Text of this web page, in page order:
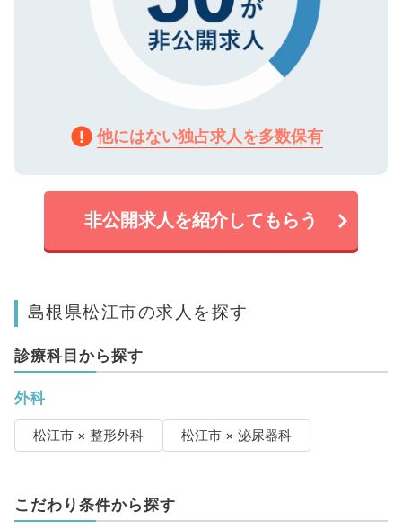
他にはない独占求人を多数保有
非公開求人を紹介してもらう
島根県松江市の求人を探す
診療科目から探す
外科
松江市 × 整形外科 松江市 × 泌尿器科
こだわり条件から探す